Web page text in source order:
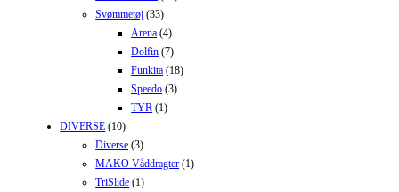
Svømmetøj (33)
Arena (4)
Dolfin (7)
Funkita (18)
Speedo (3)
TYR (1)
DIVERSE (10)
Diverse (3)
MAKO Våddragter (1)
TriSlide (1)